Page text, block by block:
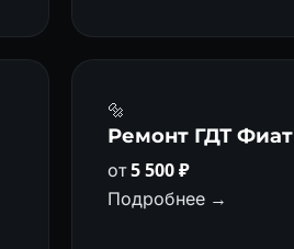
🔩
Ремонт ГДТ Фиат
от5 500 ₽
Подробнее →